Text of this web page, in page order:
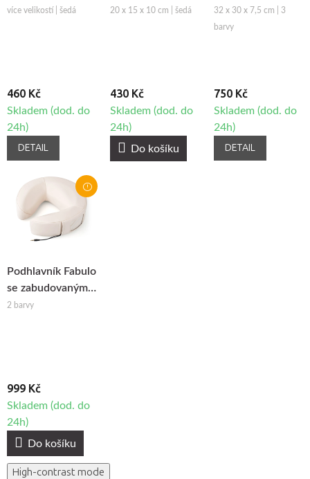
více velikostí | šedá
460 Kč
Skladem (dod. do
24h)
DETAIL
Habys® Touch
20 x 15 x 10 cm | šedá
430 Kč
Skladem (dod. do
24h)
Do košíku
Satin Comfort
32 x 30 x 7,5 cm | 3
barvy
750 Kč
Skladem (dod. do
24h)
DETAIL
Podhlavník Fabulo
se zabudovaným
reproduktorem
2 barvy
999 Kč
Skladem (dod. do
24h)
Do košíku
High-contrast mode